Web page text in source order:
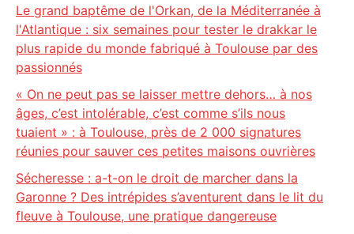
Le grand baptême de l'Orkan, de la Méditerranée à
l'Atlantique : six semaines pour tester le drakkar le
plus rapide du monde fabriqué à Toulouse par des
passionnés
« On ne peut pas se laisser mettre dehors… à nos
âges, c’est intolérable, c’est comme s’ils nous
tuaient » : à Toulouse, près de 2 000 signatures
réunies pour sauver ces petites maisons ouvrières
Sécheresse : a-t-on le droit de marcher dans la
Garonne ? Des intrépides s’aventurent dans le lit du
fleuve à Toulouse, une pratique dangereuse